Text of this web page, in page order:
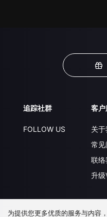
追踪社群
FOLLOW US
客
关
常见
联络
升级
下载 APP
为提供您更多优质的服务与内容